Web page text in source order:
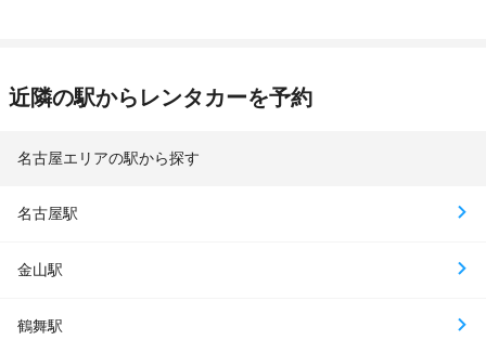
近隣の駅からレンタカーを予約
名古屋エリアの駅から探す
名古屋駅
金山駅
鶴舞駅